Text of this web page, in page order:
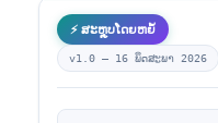
⚡ ສະຫຼຸບໂດຍຫຍໍ້
v1.0 — 16 ພຶດສະພາ 2026